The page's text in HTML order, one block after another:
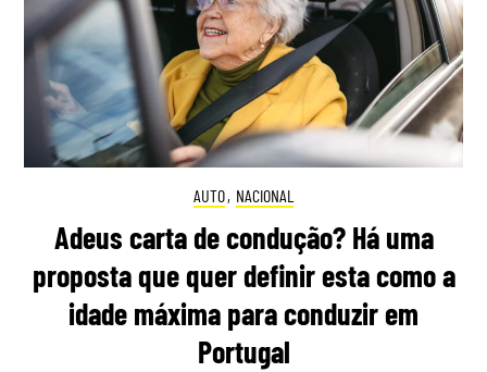
AUTO, NACIONAL
Adeus carta de condução? Há uma
proposta que quer definir esta como a
idade máxima para conduzir em
Portugal